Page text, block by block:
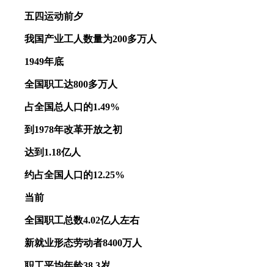
五四运动前夕
我国产业工人数量为200多万人
1949年底
全国职工达800多万人
占全国总人口的1.49%
到1978年改革开放之初
达到1.18亿人
约占全国人口的12.25%
当前
全国职工总数4.02亿人左右
新就业形态劳动者8400万人